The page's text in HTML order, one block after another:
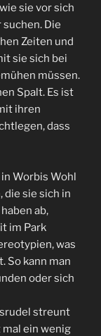
sie vor sich
Die
Zeiten und
sie sich bei
müssen.
Spalt. Es ist
ihren
dass
Worbis Wohl
sie sich in
ab,
im Park
was
So kann man
oder sich
streunt
mal ein wenig